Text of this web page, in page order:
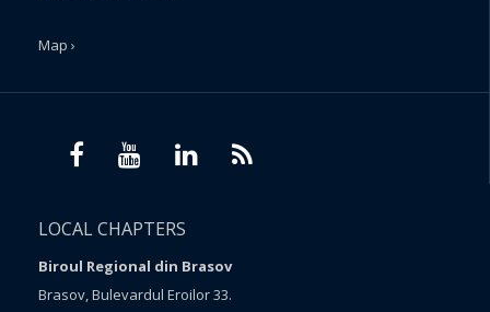
Map ›
LOCAL CHAPTERS
Biroul Regional din Brasov
Brasov, Bulevardul Eroilor 33.